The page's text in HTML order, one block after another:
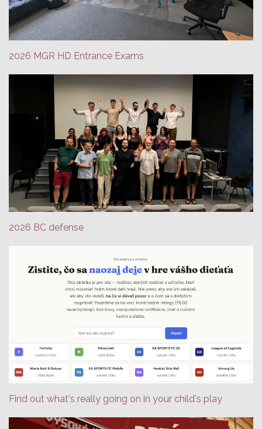
2026 MGR HD Entrance Exams
2026 BC defense
Find out what's really going on in your child's play